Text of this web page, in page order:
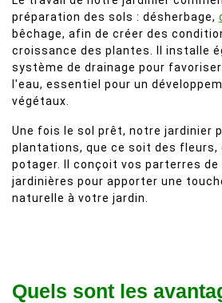
préparation des sols : désherbage,
bêchage, afin de créer des
croissance des plantes. Il installe
système de drainage pour
l'eau, essentiel pour un
végétaux.
Une fois le sol prêt, notre jardinier
plantations, que ce soit des fleurs,
potager. Il conçoit vos parterres
jardinières pour apporter une
naturelle à votre jardin.
Quels sont les